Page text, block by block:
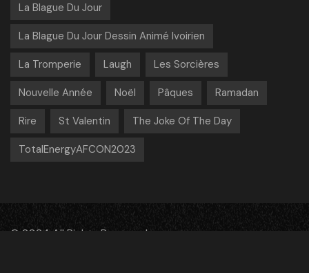
La Blague Du Jour
La Blague Du Jour Dessin Animé Ivoirien
La Tromperie Laugh Les Sorcières
Nouvelle Année Noël Pâques Ramadan
Rire St Valentin The Joke Of The Day
TotalEnergyAFCON2023
© 2024 All Rights Reserved